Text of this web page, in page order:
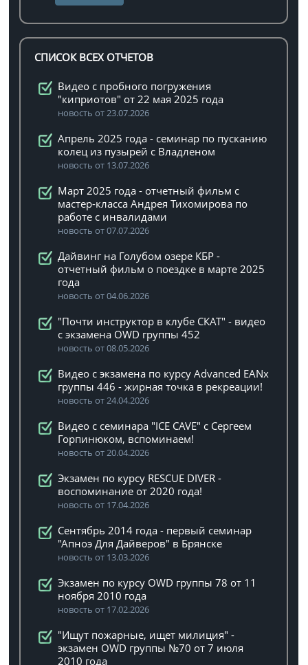
СПИСОК ВСЕХ ОТЧЕТОВ
Видео с пробного погружения
"киприотов" от 22 мая 2025 года
новость от 23.07.2026
Апрель 2025 года - семинар по пусканию
колец из пузырей с Владленом
новость от 13.07.2026
Март 2025 года - отчетный фильм с
мастер-класса Андрея Тихомирова по
работе с инвалидами
новость от 07.07.2026
Дайвинг на Голубом озере КБР -
отчетный фильм о поездке в марте 2025
года
новость от 04.06.2026
"Почти инструктор в клубе СКАТ" - видео
с экзамена OWD группы 452
новость от 08.05.2026
Видео с экзамена по курсу Advanced EANx
группы 446 - жирная точка в рекреации!
новость от 24.04.2026
Видео с семинара "ICE CAVE" с Сергеем
Горпинюком, вспоминаем!
новость от 20.04.2026
Экзамен по курсу RESCUE DIVER -
воспоминание от 2020 года!
новость от 17.04.2026
Сентябрь 2014 года - первый семинар
"Апноэ Для Дайверов" в Брянске
новость от 13.03.2026
Экзамен по курсу OWD группы 78 от 11
ноября 2010 года
новость от 17.02.2026
"Ищут пожарные, ищет милиция" -
экзамен OWD группы №70 от 7 июля
2010 года